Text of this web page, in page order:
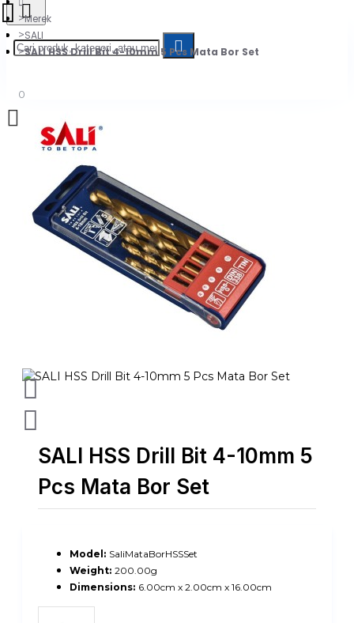
0
Daftar belanja Anda kosong!
Merek
SALI
SALI HSS Drill Bit 4-10mm 5 Pcs Mata Bor Set
SALI HSS Drill Bit 4-10mm 5
Pcs Mata Bor Set
Model: SaliMataBorHSSSet
Weight: 200.00g
Dimensions: 6.00cm x 2.00cm x 16.00cm